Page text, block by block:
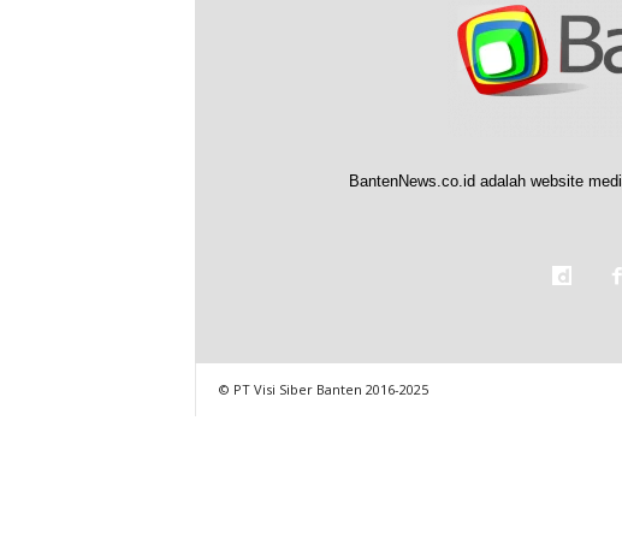
BantenNews.co.id adalah website
© PT Visi Siber Banten 2016-2025